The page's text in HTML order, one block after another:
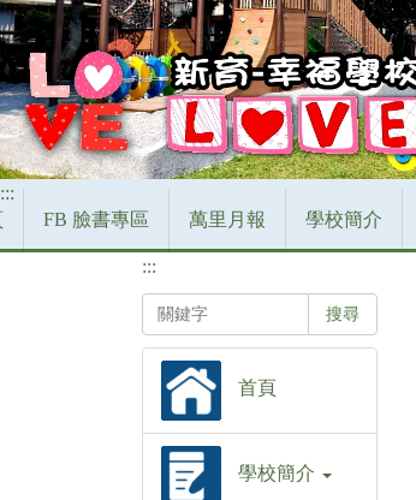
:::
FB 臉書專區 萬里月報 學校簡介
:::
搜尋
首頁
學校簡介